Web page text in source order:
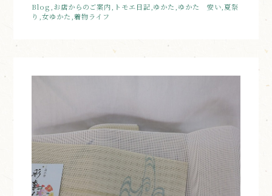
Blog,お店からのご案内,トモエ日記,ゆかた,ゆかた 安い,夏祭
り,女ゆかた,着物ライフ